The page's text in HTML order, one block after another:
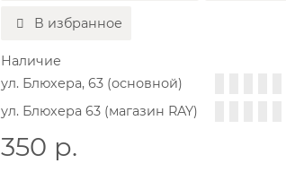
В избранное
Наличие
ул. Блюхера, 63 (основной)
ул. Блюхера 63 (магазин RAY)
350 р.